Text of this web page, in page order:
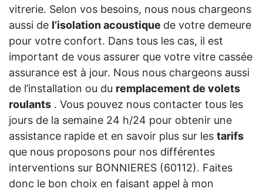
vitrerie. Selon vos besoins, nous nous chargeons
aussi de l’isolation acoustique de votre demeure
pour votre confort. Dans tous les cas, il est
important de vous assurer que votre vitre cassée
assurance est à jour. Nous nous chargeons aussi
de l’installation ou du remplacement de volets
roulants . Vous pouvez nous contacter tous les
jours de la semaine 24 h/24 pour obtenir une
assistance rapide et en savoir plus sur les tarifs
que nous proposons pour nos différentes
interventions sur BONNIERES (60112). Faites
donc le bon choix en faisant appel à mon